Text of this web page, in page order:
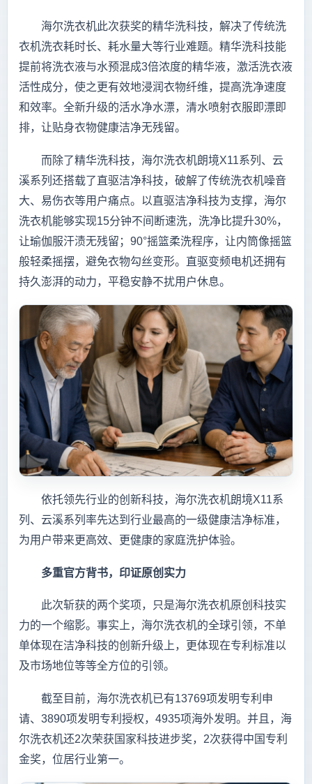
海尔洗衣机此次获奖的精华洗科技，解决了传统洗
衣机洗衣耗时长、耗水量大等行业难题。精华洗科技能
提前将洗衣液与水预混成3倍浓度的精华液，激活洗衣液
活性成分，使之更有效地浸润衣物纤维，提高洗净速度
和效率。全新升级的活水净水漂，清水喷射衣服即漂即
排，让贴身衣物健康洁净无残留。
而除了精华洗科技，海尔洗衣机朗境X11系列、云
溪系列还搭载了直驱洁净科技，破解了传统洗衣机噪音
大、易伤衣等用户痛点。以直驱洁净科技为支撑，海尔
洗衣机能够实现15分钟不间断速洗，洗净比提升30%，
让瑜伽服汗渍无残留；90°摇篮柔洗程序，让内筒像摇篮
般轻柔摇摆，避免衣物勾丝变形。直驱变频电机还拥有
持久澎湃的动力，平稳安静不扰用户休息。
依托领先行业的创新科技，海尔洗衣机朗境X11系
列、云溪系列率先达到行业最高的一级健康洁净标准，
为用户带来更高效、更健康的家庭洗护体验。
多重官方背书，印证原创实力
此次斩获的两个奖项，只是海尔洗衣机原创科技实
力的一个缩影。事实上，海尔洗衣机的全球引领，不单
单体现在洁净科技的创新升级上，更体现在专利标准以
及市场地位等等全方位的引领。
截至目前，海尔洗衣机已有13769项发明专利申
请、3890项发明专利授权，4935项海外发明。并且，海
尔洗衣机还2次荣获国家科技进步奖，2次获得中国专利
金奖，位居行业第一。